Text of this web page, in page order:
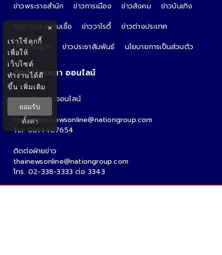
ข่าวพระราชสำนัก ข่าวการเมือง ข่าวสังคม
ข่าวบันเทิง
หวย ดวง ความเชื่อ
ข่าววาไรตี้
ข่าวต่างประเทศ
ข่าวเศรษฐกิจ
ข่าวประชาสัมพันธ์ นโยบายการเป็นส่วนตัว
ติดต่อโฆษณา ออนไลน์
ติดต่อโฆษณาออนไลน์
คุณอ้อ
Email : thainewsonline@nationgroup.com
Tel: 0814407654
ติดต่อฝ่ายข่าว
thainewsonline@nationgroup.com
โทร. 02-338-3333 ต่อ 3343
×
เราใช้คุกกี้
เพื่อให้
เว็บไซต์
ทำงานได้ดี
ขึ้น เพิ่มเติม
ยอมรับ
ตั้งค่า